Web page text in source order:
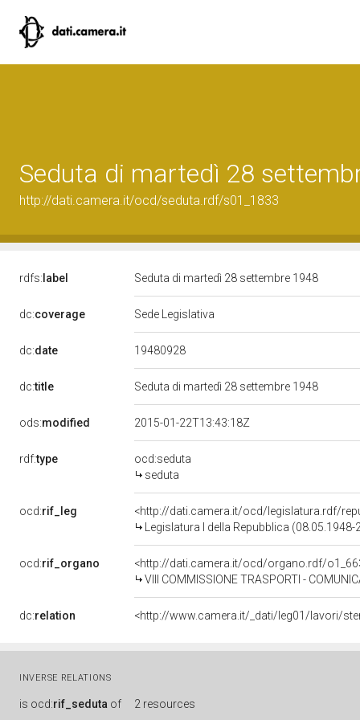
Seduta di martedì 28
http://dati.camera.it/ocd/seduta.rdf/s01_1833
rdfs: label Seduta di martedì 28 settembre 1948
dc:coverage Sede Legislativa
dc:date 19480928
dc:title Seduta di martedì 28 settembre 1948
ods:modified 2015-01-22T13:43:18Z
rdf:type
ocd:seduta
seduta
ocd:rif_leg
<http://dati.camera.it/ocd/legislatura.rdf/
Legislatura I della Repubblica
ocd:rif_organo
<http://dati.camera.it/ocd/organo.rdf/
VIII COMMISSIONE TRASPORTI -
dc:relation <http://www.camera.it/_dati/leg01/lavori/
INVERSE RELATIONS
is ocd:rif_seduta of 2 resources